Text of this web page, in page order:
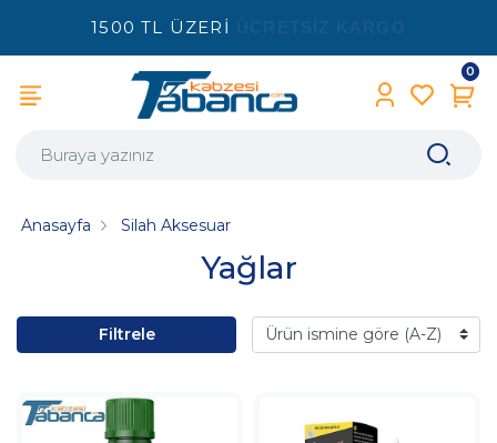
1500 TL ÜZERİ
0
Yağlar
Anasayfa Silah Aksesuar
Filtrele